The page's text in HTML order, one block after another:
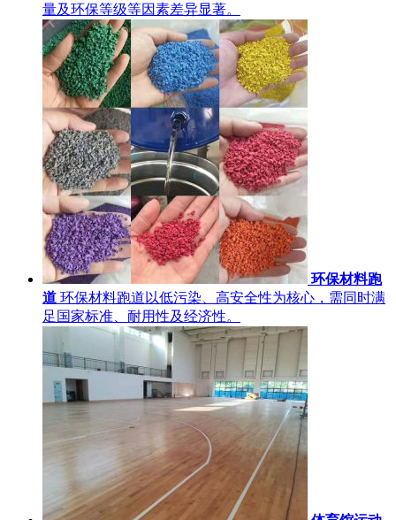
量及环保等级等因素差异显著。
环保材料跑
道 环保材料跑道以低污染、高安全性为核心，需同时满
足国家标准、耐用性及经济性。